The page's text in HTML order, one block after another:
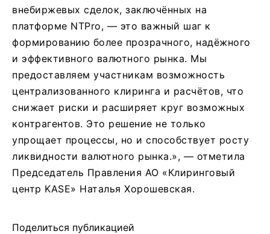
внебиржевых сделок, заключённых на
платформе NTPro, — это важный шаг к
формированию более прозрачного, надёжного
и эффективного валютного рынка. Мы
предоставляем участникам возможность
централизованного клиринга и расчётов, что
снижает риски и расширяет круг возможных
контрагентов. Это решение не только
упрощает процессы, но и способствует росту
ликвидности валютного рынка.», — отметила
Председатель Правления АО «Клиринговый
центр KASE» Наталья Хорошевская.
Поделиться публикацией